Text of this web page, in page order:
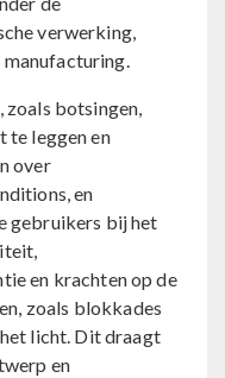
verwerking,
zoals botsingen,
te leggen en
over
en
gebruikers bij het
en krachten op de
zoals blokkades
licht. Dit draagt
en